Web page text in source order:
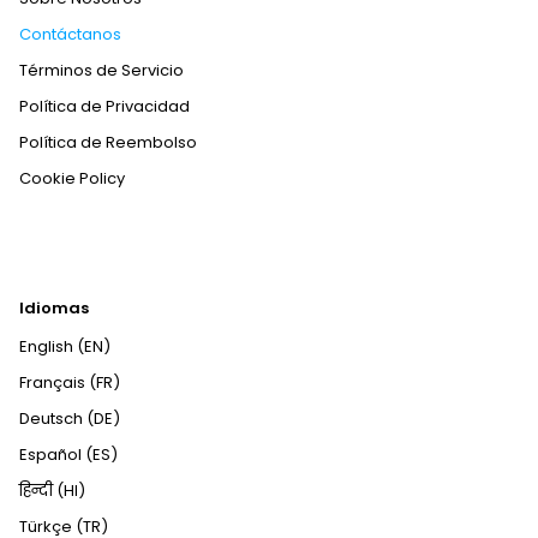
Contáctanos
Términos de Servicio
Política de Privacidad
Política de Reembolso
Cookie Policy
Idiomas
English (EN)
Français (FR)
Deutsch (DE)
Español (ES)
हिन्दी (HI)
Türkçe (TR)